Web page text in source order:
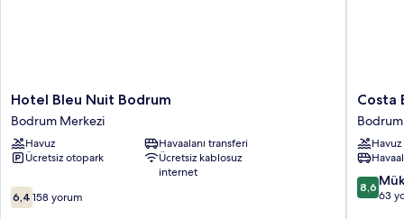
Hotel
Bleu
Nuit
Bodrum
Bodrum
Hotel Bleu Nuit Bodrum
Bodrum Merkezi
Havuz
Havaalanı transferi
Ücretsiz otopark
Ücretsiz kablosuz
internet
10
üzerinden
6,4 158 yorum
Costa
Bitezhan
Hotel
Bodrum
Costa
Bodrum
Havuz
10
8,6
63